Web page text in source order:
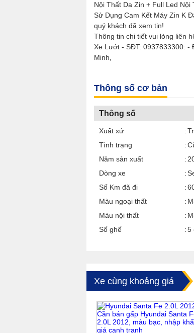
Nội Thất Da Zin + Full Led
Sử Dụng Cam Kết Máy Zin K
quý khách đã xem tin!
Thông tin chi tiết vui lòng liên
Xe Lướt - SĐT: 0937833300:
Minh,
Thông số cơ bản
Thông số
Xuất xứ
Tình trạng
Năm sản xuất
Dòng xe
Số Km đã đi
Màu ngoại thất
Màu nội thất
Số ghế
5
Xe cùng khoảng giá